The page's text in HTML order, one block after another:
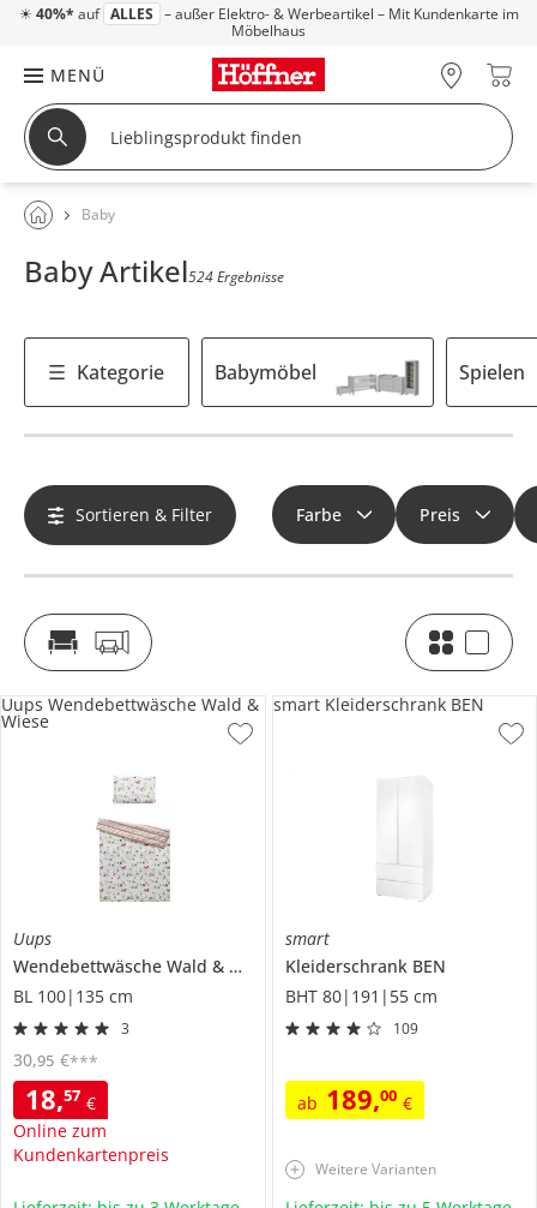
☀ 40%* auf ALLES – außer Elektro- & Werbeartikel – Mit Kundenkarte im
Möbelhaus
MENÜ
Baby
Baby Artikel524 Ergebnisse
Kategorie Babymöbel Spielen
Sortieren & Filter Farbe Preis
Uups
Wendebettwäsche Wald & Wiese
BL 100|135 cm
3
18,57 €
Online zum
Kundenkartenpreis
30,95 €***
Uups Wendebettwäsche Wald &
Wiese
smart
Kleiderschrank BEN
BHT 80|191|55 cm
109
ab 189,00 €
smart Kleiderschrank BEN
Weitere Varianten